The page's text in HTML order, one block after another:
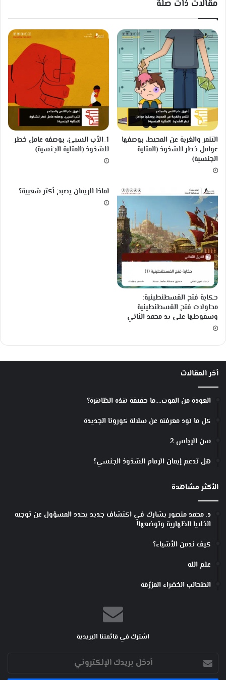
ك
ط
ف
ل
مقالات ذات صلة
التنمر والغربة عن المحيط، بوصفها
عوامل خطر للشذوذ (المثلية
الجنسية)
1_الأب السيئ، بوصفه عامل خطر
للشذوذ (المثلية الجنسية)
حكاية فتح القسطنطينية:
محاولات فتح القسطنطينية
وسقوطها على يد محمد الثاني
لماذا الإيمان يصبح أكثر شعبية؟
أخر المقالات
العودة من الموت….ما حقيقة هذه الظاهرة؟
كل ما تود معرفته عن سلالة كورونا الجديدة
سن الإياس 2
هل تدعم إيمان الإمام الشذوذ الجنسي؟
الأكثر مشاهدة
د. محمد منصور يشارك في اكتشاف جديد يحدد المسؤول عن توجيه
الخلايا الظهارية وتوضعها!
كيف ندمن الأشياء؟
علم الله
الطحالب الخضراء المزرّقة
اشترك في قائمتنا البريدية
أدخل
بريدك